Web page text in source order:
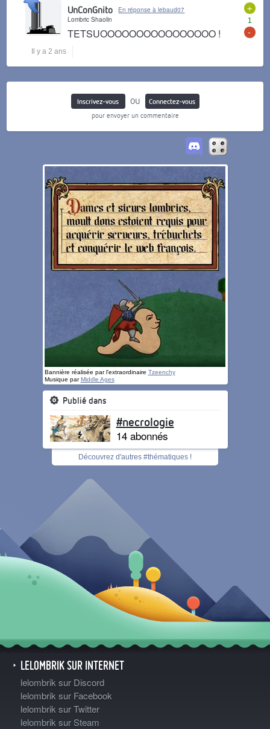
+
1
-
UnConGnito
En réponse à lebaud07
Lombric Shaolin
TETSUOOOOOOOOOOOOOOOO !
Il y a 2 ans
Inscrivez-vous ou
Connectez-vous
pour envoyer un commentaire
Bannière réalisée par l'extraordinaire Tzeenchy
Musique parMiddle Ages
Publié dans
#necrologie
14 abonnés
Découvrez d'autres #thématiques !
LELOMBRIK SUR INTERNET
lelombrik sur Discord
lelombrik sur Facebook
lelombrik sur Twitter
lelombrik sur Steam